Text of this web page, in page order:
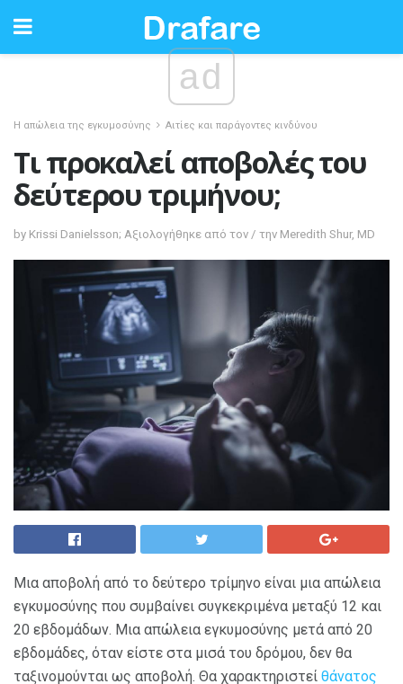
ad
Η απώλεια της εγκυμοσύνης Αιτίες και παράγοντες κινδύνου
Τι προκαλεί αποβολές του
δεύτερου τριμήνου;
by Krissi Danielsson; Αξιολογήθηκε από τον / την Meredith Shur, MD
Μια αποβολή από το δεύτερο τρίμηνο είναι μια απώλεια
εγκυμοσύνης που συμβαίνει συγκεκριμένα μεταξύ 12 και
20 εβδομάδων. Μια απώλεια εγκυμοσύνης μετά από 20
εβδομάδες, όταν είστε στα μισά του δρόμου, δεν θα
ταξινομούνται ως αποβολή. Θα χαρακτηριστεί θάνατος